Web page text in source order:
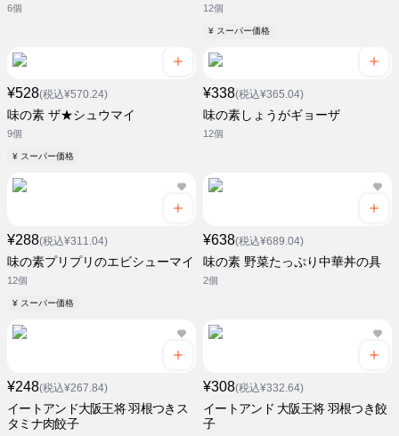
6個 12個
¥ スーパー価格
¥528(税込¥570.24)
味の素 ザ★シュウマイ
9個
¥ スーパー価格
¥338(税込¥365.04)
味の素しょうがギョーザ
12個
¥288(税込¥311.04)
味の素プリプリのエビシューマイ
12個
¥ スーパー価格
¥638(税込¥689.04)
味の素 野菜たっぷり中華丼の具
2個
¥248(税込¥267.84)
イートアンド大阪王将 羽根つきス
タミナ肉餃子
¥308(税込¥332.64)
イートアンド 大阪王将 羽根つき餃
子